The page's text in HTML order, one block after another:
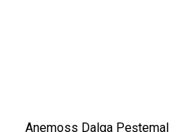
Anemoss Dalga Peştemal